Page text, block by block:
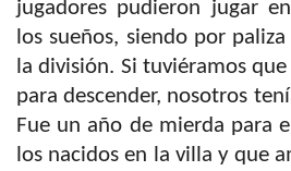
jugadores pudieron jugar
los sueños, siendo por
la división. Si tuviéramos
para descender, nosotros
Fue un año de mierda para
los nacidos en la villa y que